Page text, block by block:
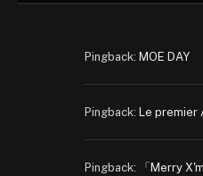
Pingback: MOE DAY
Pingback: Le premier
Pingback: 「Merry